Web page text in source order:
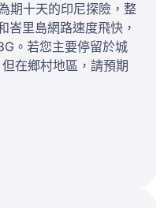
期十天的印尼探險，整
峇里島網路速度飛快，
。若您主要停留於城
在鄉村地區，請預期